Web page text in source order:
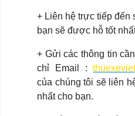
+ Liên hệ trực tiếp đến
bạn sẽ được hỗ tốt
+ Gửi các thông tin
chỉ Email :
của chúng tôi sẽ liên
nhất cho bạn.